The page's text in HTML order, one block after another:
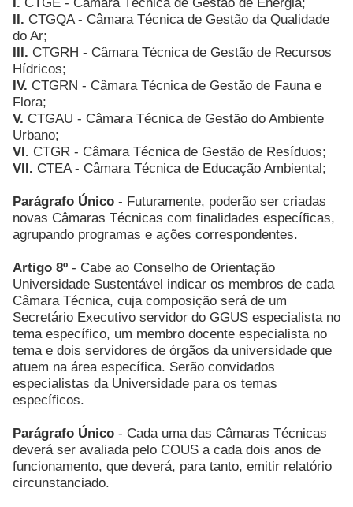
II. CTGQA - Câmara Técnica de Gestão da Qualidade
do Ar;
III. CTGRH - Câmara Técnica de Gestão de Recursos
Hídricos;
IV. CTGRN - Câmara Técnica de Gestão de Fauna e
Flora;
V. CTGAU - Câmara Técnica de Gestão do Ambiente
Urbano;
VI. CTGR - Câmara Técnica de Gestão de Resíduos;
VII. CTEA - Câmara Técnica de Educação Ambiental;
Parágrafo Único - Futuramente, poderão ser criadas
novas Câmaras Técnicas com finalidades específicas,
agrupando programas e ações correspondentes.
Artigo 8º - Cabe ao Conselho de Orientação
Universidade Sustentável indicar os membros de cada
Câmara Técnica, cuja composição será de um
Secretário Executivo servidor do GGUS especialista no
tema específico, um membro docente especialista no
tema e dois servidores de órgãos da universidade que
atuem na área específica. Serão convidados
especialistas da Universidade para os temas
específicos.
Parágrafo Único - Cada uma das Câmaras Técnicas
deverá ser avaliada pelo COUS a cada dois anos de
funcionamento, que deverá, para tanto, emitir relatório
circunstanciado.